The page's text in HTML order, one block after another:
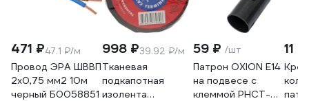
471 ₽47.1 ₽/м
Провод ЭРА ШВВП
2x0,75 мм2 10м
черный Б0058851
998 ₽39.92 ₽/м
Тканевая
подкапотная
изолента
59 ₽ /шт
Патрон OXION Е14
на подвесе с
клеммой PHCT-
11 ₽